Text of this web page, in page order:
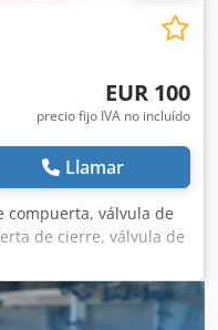
EUR 100
precio fijo IVA no incluído
Llamar
compuerta, válvula de
de cierre, válvula de
Dcodpfx Ajb A H
-PN: 2-10
2 unidades